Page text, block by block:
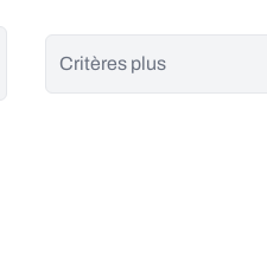
Critères plus